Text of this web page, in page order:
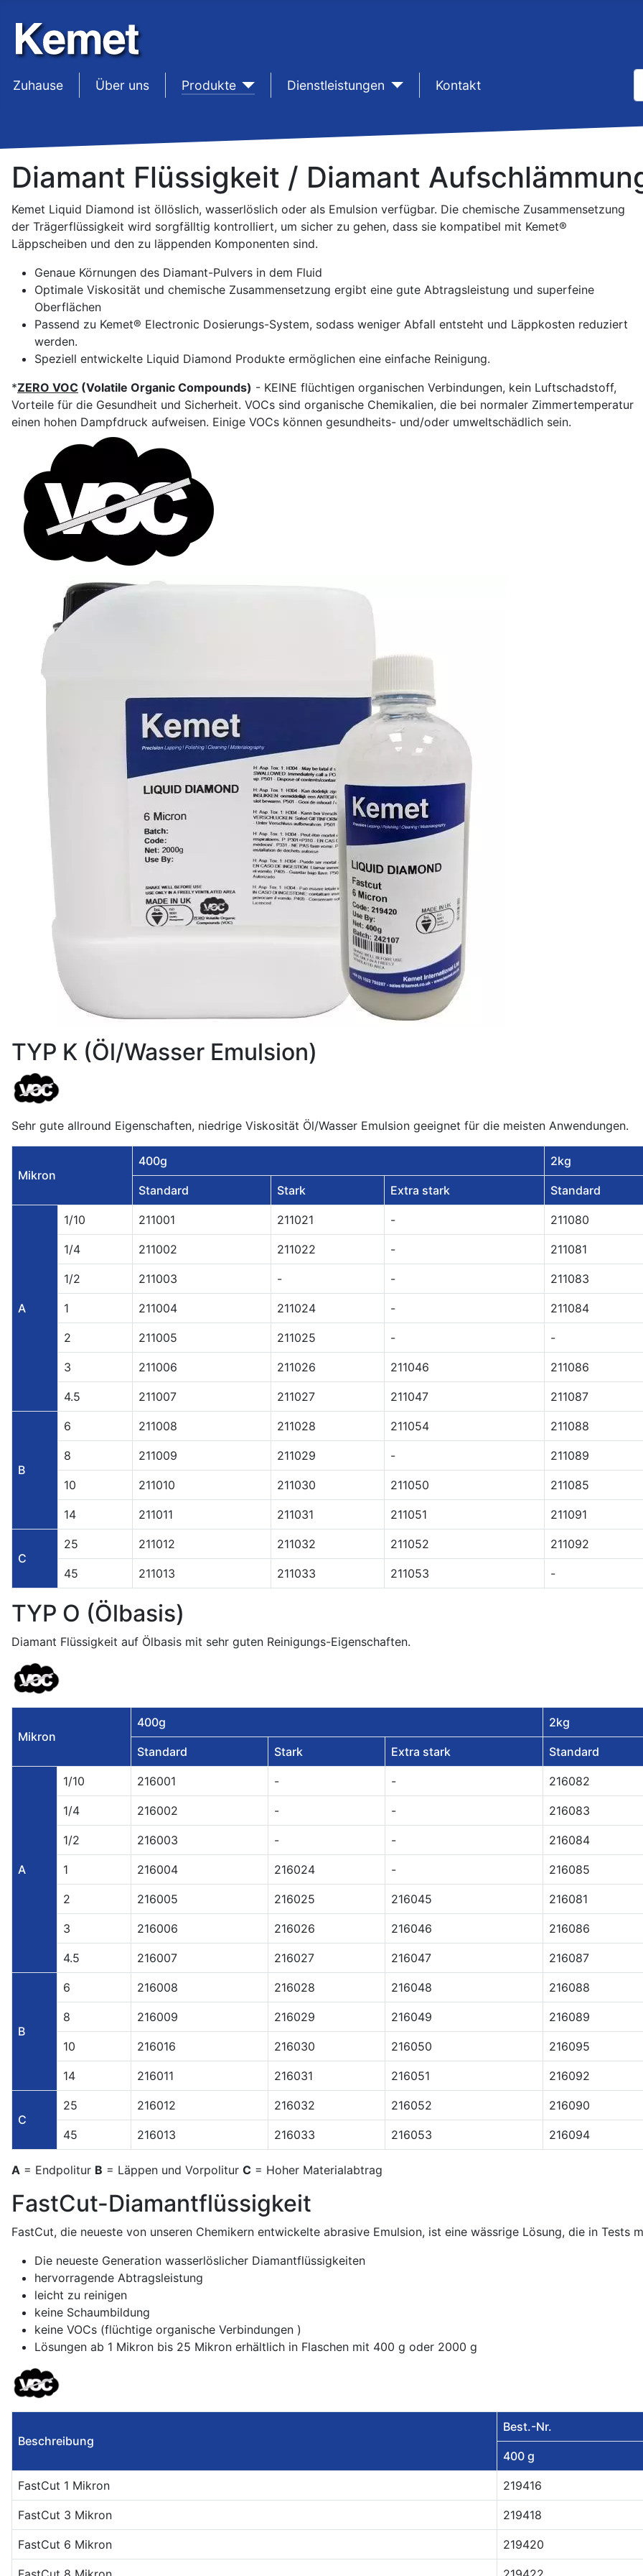
Zuhause sep1Über uns sep1Produkte sep1Dienstleistungen sep1Kontakt
Diamant Flüssigkeit / Diamant
Kemet Liquid Diamond ist öllöslich, wasserlöslich oder als Emulsion verfügbar. Die chemische Zusammensetzung
der Trägerflüssigkeit wird sorgfälltig kontrolliert, um sicher zu gehen, dass sie kompatibel mit Kemet®
Läppscheiben und den zu läppenden Komponenten sind.
Genaue Körnungen des Diamant-Pulvers in dem Fluid
Optimale Viskosität und chemische Zusammensetzung ergibt eine gute Abtragsleistung und superfeine
Oberflächen
Passend zu Kemet® Electronic Dosierungs-System, sodass weniger Abfall entsteht und Läppkosten reduziert
werden.
Speziell entwickelte Liquid Diamond Produkte ermöglichen eine einfache Reinigung.
*ZERO VOC (Volatile Organic Compounds) - KEINE flüchtigen organischen Verbindungen, kein Luftschadstoff,
Vorteile für die Gesundheit und Sicherheit. VOCs sind organische Chemikalien, die bei normaler Zimmertemperatur
einen hohen Dampfdruck aufweisen. Einige VOCs können gesundheits- und/oder umweltschädlich sein.
TYP K (Öl/Wasser Emulsion)
Sehr gute allround Eigenschaften, niedrige Viskosität Öl/Wasser Emulsion geeignet für die meisten Anwendungen.
Mikron
400g 2kg
Standard Stark Extra stark Standard
A
1/10 211001 211021 - 211080
1/4 211002 211022 - 211081
1/2 211003 - - 211083
1 211004 211024 - 211084
2 211005 211025 - -
3 211006 211026 211046 211086
4.5 211007 211027 211047 211087
B
6 211008 211028 211054 211088
8 211009 211029 - 211089
10 211010 211030 211050 211085
14 211011 211031 211051 211091
C
25 211012 211032 211052 211092
45 211013 211033 211053 -
TYP O (Ölbasis)
Diamant Flüssigkeit auf Ölbasis mit sehr guten Reinigungs-Eigenschaften.
Mikron
400g 2kg
Standard Stark Extra stark Standard
A
1/10 216001 - - 216082
1/4 216002 - - 216083
1/2 216003 - - 216084
1 216004 216024 - 216085
2 216005 216025 216045 216081
3 216006 216026 216046 216086
4.5 216007 216027 216047 216087
B
6 216008 216028 216048 216088
8 216009 216029 216049 216089
10 216016 216030 216050 216095
14 216011 216031 216051 216092
C
25 216012 216032 216052 216090
45 216013 216033 216053 216094
A = Endpolitur B = Läppen und Vorpolitur C = Hoher Materialabtrag
FastCut-Diamantflüssigkeit
FastCut, die neueste von unseren Chemikern entwickelte abrasive Emulsion, ist eine wässrige Lösung, die in Tests
Die neueste Generation wasserlöslicher Diamantflüssigkeiten
hervorragende Abtragsleistung
leicht zu reinigen
keine Schaumbildung
keine VOCs (flüchtige organische Verbindungen )
Lösungen ab 1 Mikron bis 25 Mikron erhältlich in Flaschen mit 400 g oder 2000 g
Beschreibung
Best.-Nr.
400 g
FastCut 1 Mikron 219416
FastCut 3 Mikron 219418
FastCut 6 Mikron 219420